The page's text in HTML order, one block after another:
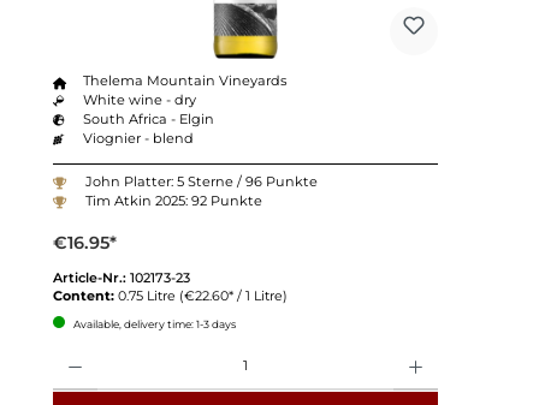
Thelema Mountain Vineyards
White wine - dry
South Africa - Elgin
Viognier - blend
John Platter: 5 Sterne / 96 Punkte
Tim Atkin 2025: 92 Punkte
€16.95*
Article-Nr.: 102173-23
Content: 0.75 Litre (€22.60* / 1 Litre)
Available, delivery time: 1-3 days